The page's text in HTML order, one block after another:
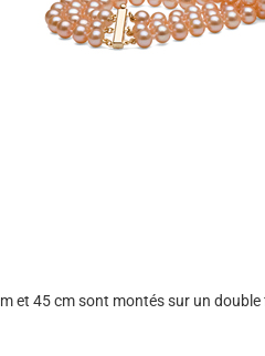
et 45 cm sont montés sur un